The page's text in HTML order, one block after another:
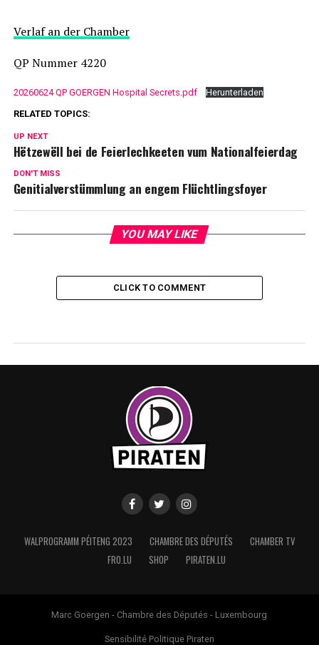
Verlaf an der Chamber
QP Nummer 4220
20260624 QP GOERGEN Hospital Secrets.pdf
Herunterladen
RELATED TOPICS:
UP NEXT
Hëtzewëll bei de Feierlechkeeten vum Nationalfeierdag
DON'T MISS
Genitialverstümmlung an engem Flüchtlingsfoyer
YOU MAY LIKE
CLICK TO COMMENT
WALPROGRAMM PÉITENG 2023 CHAMBRE DES DÉPUTÉS
CHAMBER TV
FRO.LU
SHOP PIRATEN.LU
Marc Goergen - Chambre des Députés - Luxembourg
Sensibilité Politique Piraten